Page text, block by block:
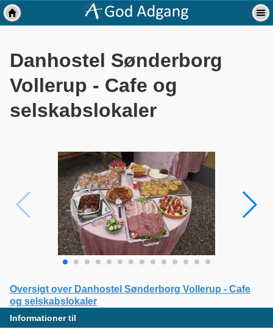
Danhostel Sønderborg
Vollerup - Cafe og
selskabslokaler
Oversigt over Danhostel Sønderborg Vollerup - Cafe
og selskabslokaler
Informationer til